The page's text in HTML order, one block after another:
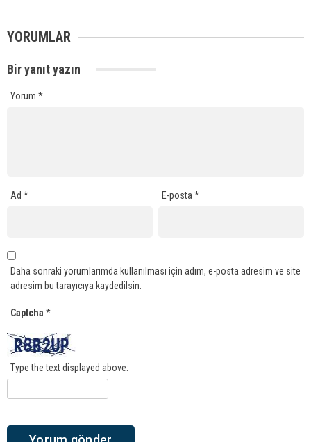
YORUMLAR
Bir yanıt yazın
Yorum *
Ad * E-posta*
Daha sonraki yorumlarımda kullanılması için adım, e-posta adresim ve site
adresim bu tarayıcıya kaydedilsin.
Captcha *
Type the text displayed above: